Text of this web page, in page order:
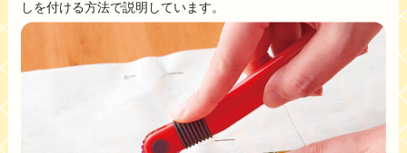
しを付ける方法で説明しています。